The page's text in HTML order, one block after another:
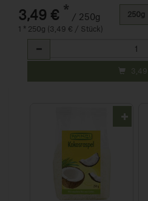
3,49 € * / 250g
1 * 250g (3,49 € / Stück)
250g
Anzahl
3,49